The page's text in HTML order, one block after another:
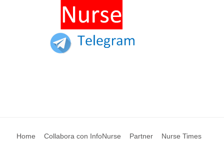
Home Collabora con InfoNurse Partner Nurse Times